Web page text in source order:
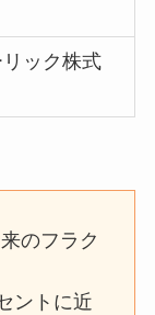
リック株式
のフラク
ントに近